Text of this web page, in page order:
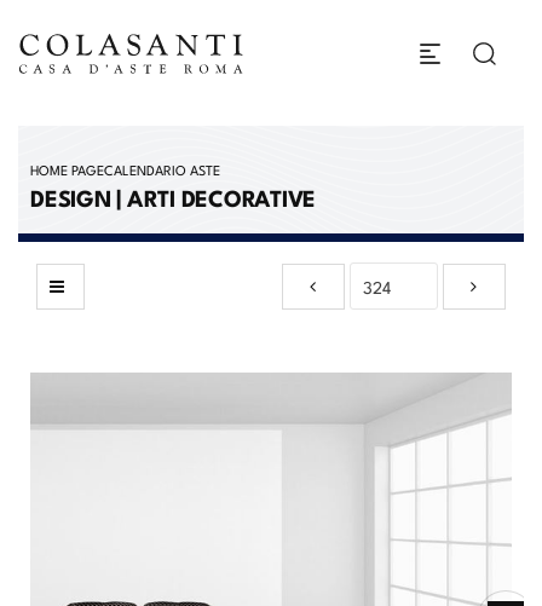
HOME PAGECALENDARIO ASTE
DESIGN | ARTI DECORATIVE